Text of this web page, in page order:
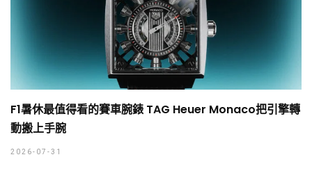
F1暑休最值得看的賽車腕錶 TAG Heuer Monaco把引擎轉
動搬上手腕
2026-07-31